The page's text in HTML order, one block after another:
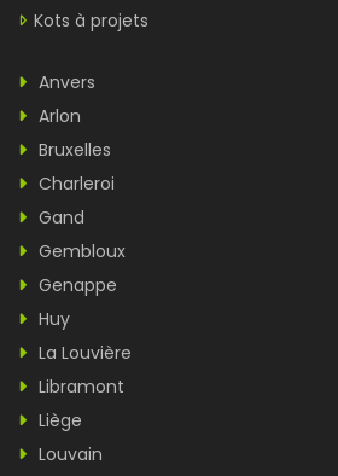
Kots à projets
Anvers
Arlon
Bruxelles
Charleroi
Gand
Gembloux
Genappe
Huy
La Louvière
Libramont
Liège
Louvain